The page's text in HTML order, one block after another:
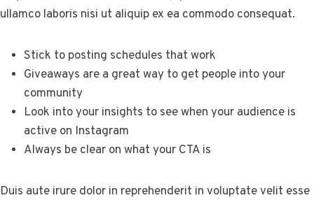
ullamco laboris nisi ut aliquip ex ea commodo consequat.
Stick to posting schedules that work
Giveaways are a great way to get people into your
community
Look into your insights to see when your audience is
active on Instagram
Always be clear on what your CTA is
Duis aute irure dolor in reprehenderit in voluptate velit esse